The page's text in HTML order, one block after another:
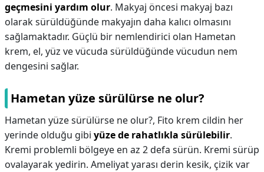
geçmesini yardım olur. Makyaj öncesi makyaj bazı
olarak sürüldüğünde makyajın daha kalıcı olmasını
sağlamaktadır. Güçlü bir nemlendirici olan Hametan
krem, el, yüz ve vücuda sürüldüğünde vücudun nem
dengesini sağlar.
Hametan yüze sürülürse ne olur?
Hametan yüze sürülürse ne olur?, Fito krem cildin her
yerinde olduğu gibi yüze de rahatlıkla sürülebilir.
Kremi problemli bölgeye en az 2 defa sürün. Kremi sürüp
ovalayarak yedirin. Ameliyat yarası derin kesik, çizik var